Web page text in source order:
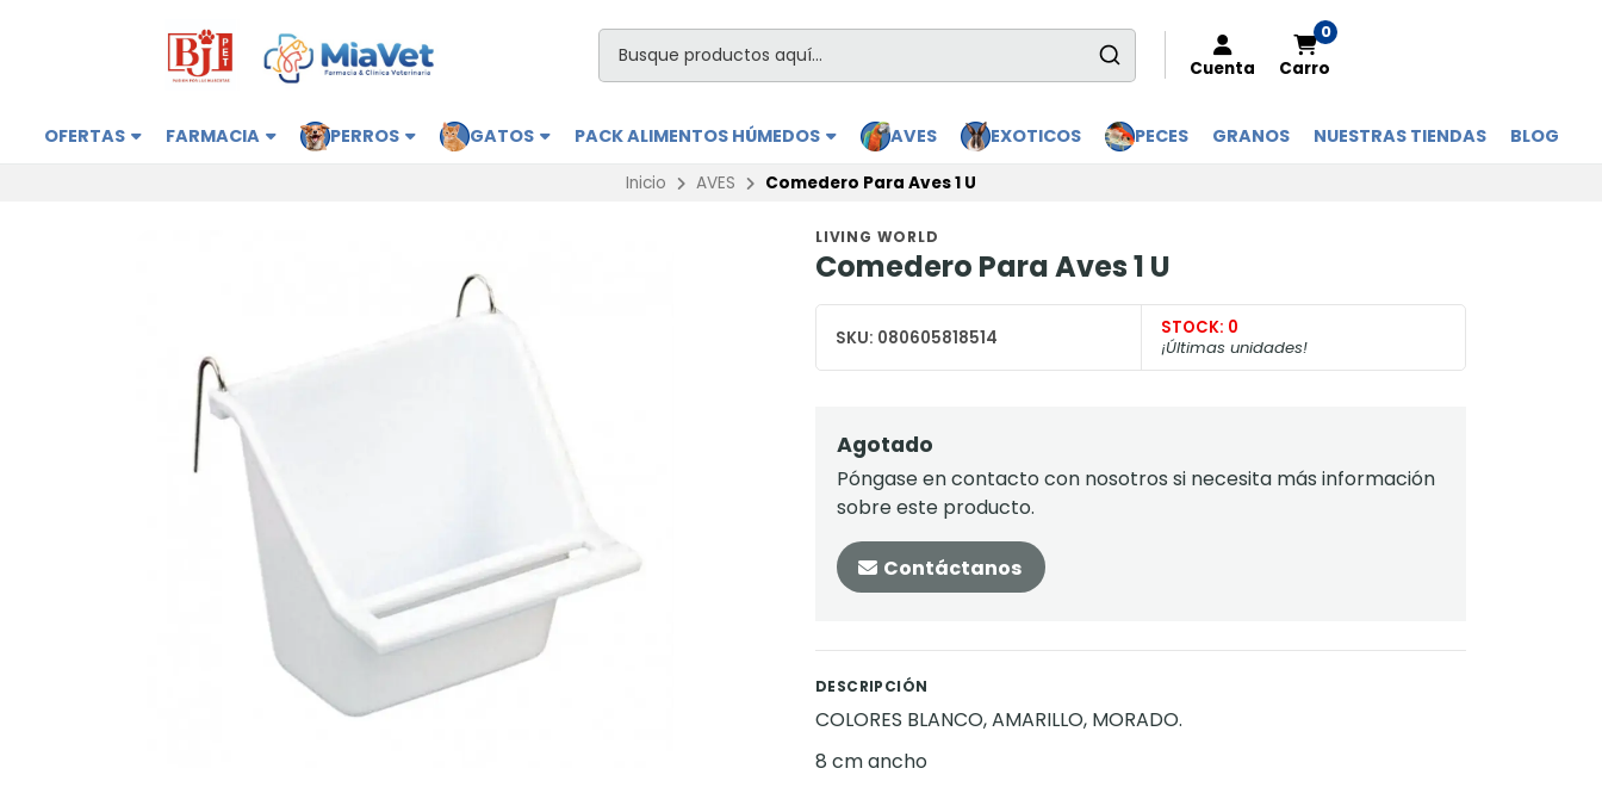
Cuenta
0
Carro
OFERTAS FARMACIA PERROS GATOS PACK ALIMENTOS HÚMEDOS AVES EXOTICOS PECES GRANOS NUESTRAS TIENDAS BLOG
Inicio AVES Comedero Para Aves 1 U
LIVING WORLD
Comedero Para Aves 1 U
SKU: 080605818514 STOCK: 0
¡Últimas unidades!
Agotado
Póngase en contacto con nosotros si necesita más información
sobre este producto.
Contáctanos
DESCRIPCIÓN
COLORES BLANCO, AMARILLO, MORADO.
8 cm ancho